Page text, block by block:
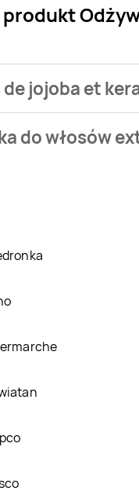
jojoba et
od 20,99 zł.
włosów